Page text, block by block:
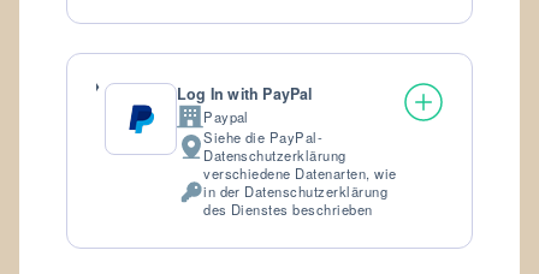
Daten:
Log In with PayPal
Firma:Paypal
Verarbeitungsort:
Siehe die PayPal-
Datenschutzerklärung
Verarbeitete
personenbezogene
verschiedene Datenarten, wie
in der Datenschutzerklärung
des Dienstes beschrieben